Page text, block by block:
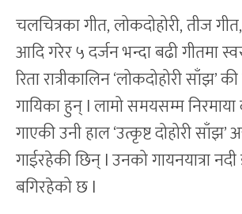
चलचित्रका गीत, लोकदोहोरी, तीज
आदि गरेर ५ दर्जन भन्दा बढी गीतमा
रिता रात्रीकालिन ‘लोकदोहोरी साँझ’
गायिका हुन् l लामो समयसम्म निरमाया
गाएकी उनी हाल ‘उत्कृष्ट दोहोरी साँझ’
गाईरहेकी छिन् l उनको गायनयात्रा
बगिरहेको छ l